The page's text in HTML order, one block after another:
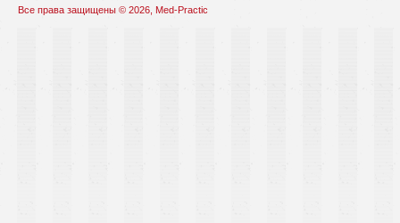
Все права защищены © 2026, Med-Practic